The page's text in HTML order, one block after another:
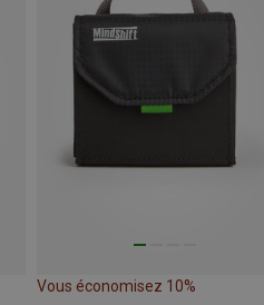
Vous économisez 10%